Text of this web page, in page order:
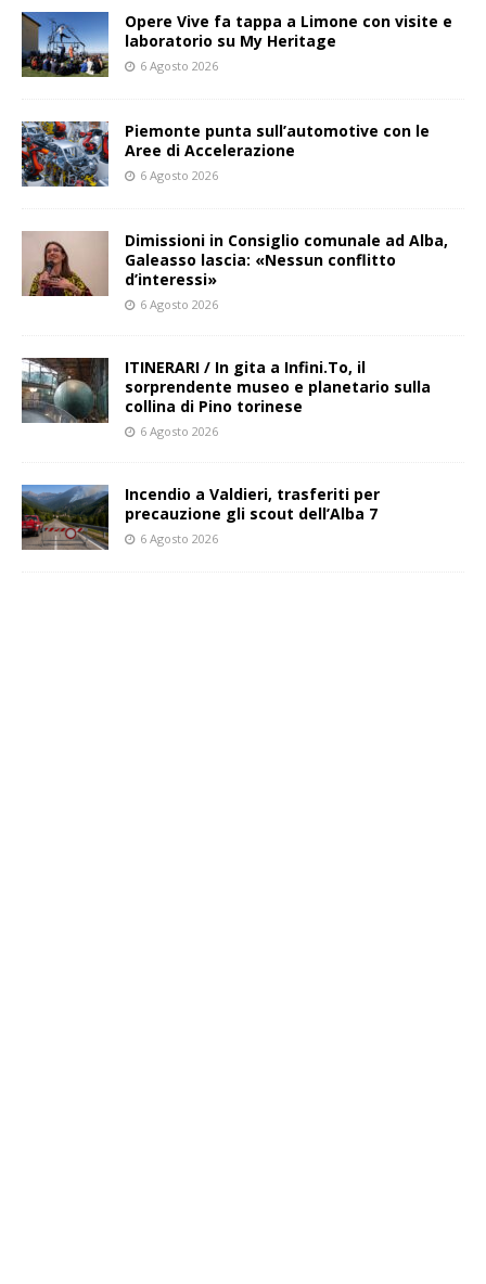
Opere Vive fa tappa a Limone con visite e
laboratorio su My Heritage
6 Agosto 2026
Piemonte punta sull’automotive con le
Aree di Accelerazione
6 Agosto 2026
Dimissioni in Consiglio comunale ad Alba,
Galeasso lascia: «Nessun conflitto
d’interessi»
6 Agosto 2026
ITINERARI / In gita a Infini.To, il
sorprendente museo e planetario sulla
collina di Pino torinese
6 Agosto 2026
Incendio a Valdieri, trasferiti per
precauzione gli scout dell’Alba 7
6 Agosto 2026